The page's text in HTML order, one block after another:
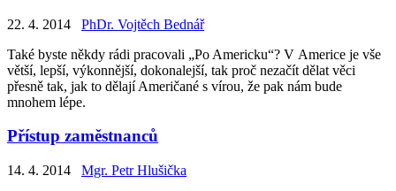
22. 4. 2014
PhDr. Vojtěch Bednář
Také byste někdy rádi pracovali „Po Americku“? V Americe je vše
větší, lepší, výkonnější, dokonalejší, tak proč nezačít dělat věci
přesně tak, jak to dělají Američané s vírou, že pak nám bude
mnohem lépe.
Přístup zaměstnanců
14. 4. 2014
Mgr. Petr Hlušička